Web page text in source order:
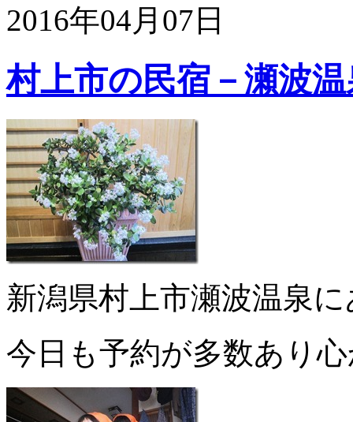
2016年04月07日
村上市の民宿－瀬波
新潟県村上市瀬波温泉
今日も予約が多数あり